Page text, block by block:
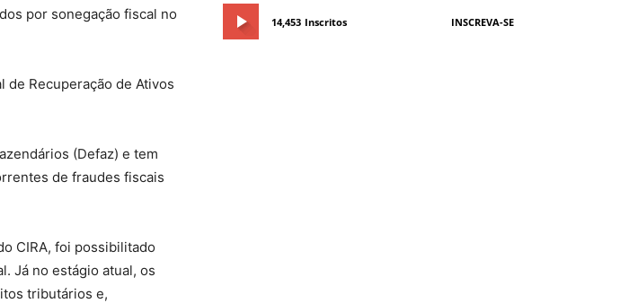
por sonegação fiscal no
Recuperação de Ativos
(Defaz) e tem
de fraudes fiscais
CIRA, foi possibilitado
Já no estágio atual, os
tributários e,
14,453 Inscritos INSCREVA-SE